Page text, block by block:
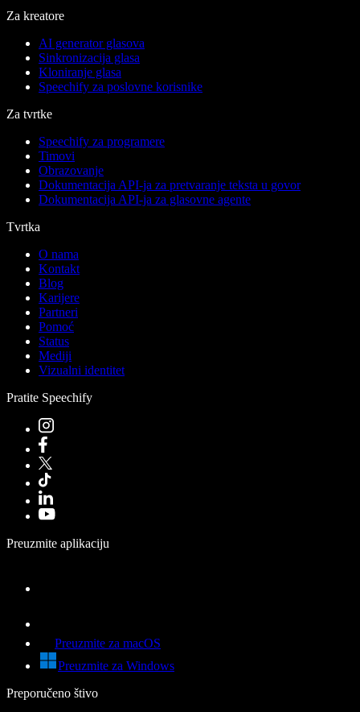
Za kreatore
AI generator glasova
Sinkronizacija glasa
Kloniranje glasa
Speechify za poslovne korisnike
Za tvrtke
Speechify za programere
Timovi
Obrazovanje
Dokumentacija API-ja za pretvaranje teksta u govor
Dokumentacija API-ja za glasovne agente
Tvrtka
O nama
Kontakt
Blog
Karijere
Partneri
Pomoć
Status
Mediji
Vizualni identitet
Pratite Speechify
Preuzmite aplikaciju
Preuzmite za macOS
Preuzmite za Windows
Preporučeno štivo